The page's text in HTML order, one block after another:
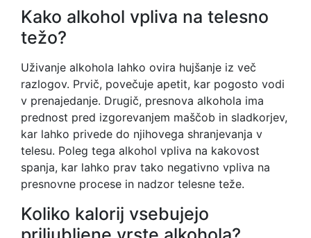
Kako alkohol vpliva na telesno
težo?
Uživanje alkohola lahko ovira hujšanje iz več
razlogov. Prvič, povečuje apetit, kar pogosto vodi
v prenajedanje. Drugič, presnova alkohola ima
prednost pred izgorevanjem maščob in sladkorjev,
kar lahko privede do njihovega shranjevanja v
telesu. Poleg tega alkohol vpliva na kakovost
spanja, kar lahko prav tako negativno vpliva na
presnovne procese in nadzor telesne teže.
Koliko kalorij vsebujejo